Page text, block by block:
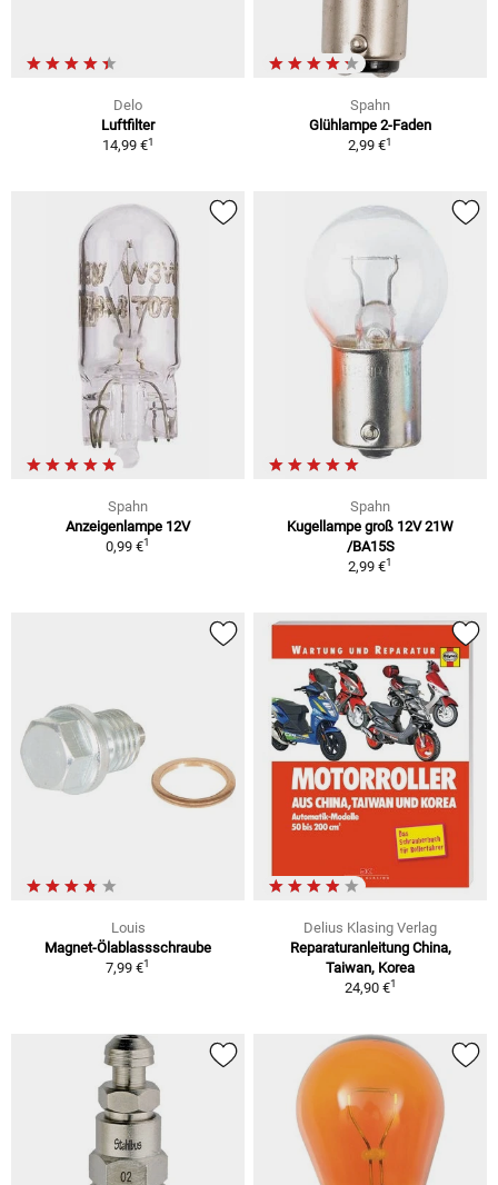
Delo
Luftfilter
14,99 €1
Spahn
Glühlampe 2-Faden
2,99 €1
Spahn
Anzeigenlampe 12V
0,99 €1
Spahn
Kugellampe groß 12V 21W
/BA15S
2,99 €1
Louis
Magnet-Ölablassschraube
7,99 €1
Delius Klasing Verlag
Reparaturanleitung China,
Taiwan, Korea
24,90 €1